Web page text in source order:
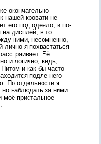
окончательно
нашей кровати не
его под одеяло, и по-
дисплей, в то
ними, несомненно,
лично я похвастаться
Её
и логично, ведь,
и как бы часто
подле него
По отдельности я
наблюдать за ними
моё пристальное